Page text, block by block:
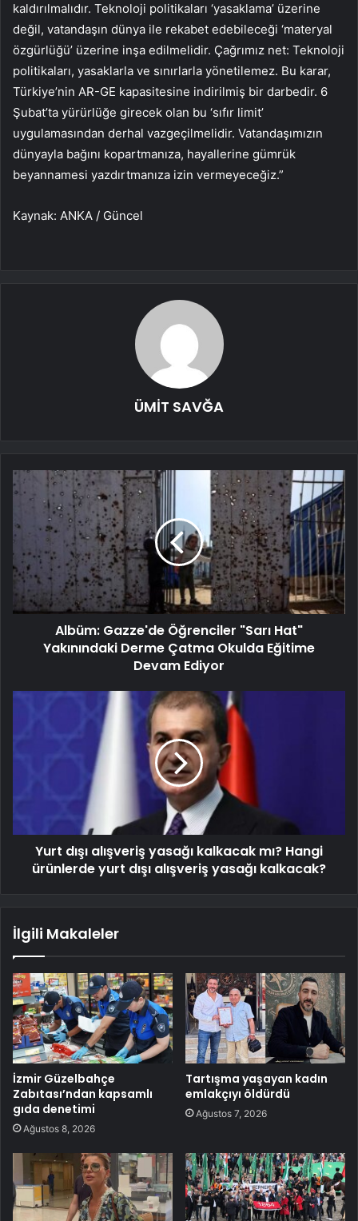
kaldırılmalıdır. Teknoloji politikaları ‘yasaklama’ üzerine
değil, vatandaşın dünya ile rekabet edebileceği ‘materyal
özgürlüğü’ üzerine inşa edilmelidir. Çağrımız net: Teknoloji
politikaları, yasaklarla ve sınırlarla yönetilemez. Bu karar,
Türkiye’nin AR-GE kapasitesine indirilmiş bir darbedir. 6
Şubat’ta yürürlüğe girecek olan bu ‘sıfır limit’
uygulamasından derhal vazgeçilmelidir. Vatandaşımızın
dünyayla bağını kopartmanıza, hayallerine gümrük
beyannamesi yazdırtmanıza izin vermeyeceğiz.”
Kaynak: ANKA / Güncel
ÜMİT SAVĞA
Albüm: Gazze'de Öğrenciler "Sarı Hat"
Yakınındaki Derme Çatma Okulda Eğitime
Devam Ediyor
Yurt dışı alışveriş yasağı kalkacak mı? Hangi
ürünlerde yurt dışı alışveriş yasağı kalkacak?
İlgili Makaleler
İzmir Güzelbahçe
Zabıtası’ndan kapsamlı
gıda denetimi
Ağustos 8, 2026
Tartışma yaşayan kadın
emlakçıyı öldürdü
Ağustos 7, 2026